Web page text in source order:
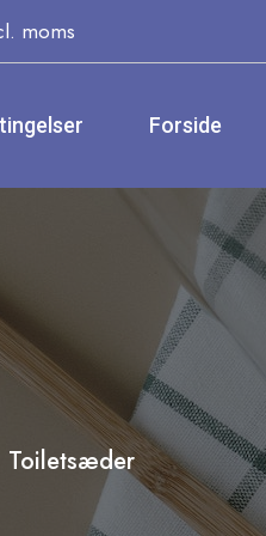
moms
Forside
Toiletsæder